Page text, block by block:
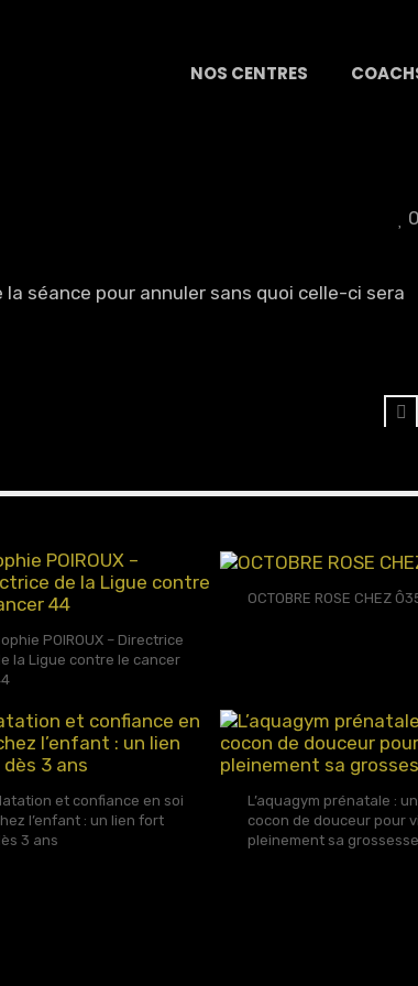
NOS CENTRES
0
séance pour annuler sans quoi celle-ci sera
POIROUX – Directrice
la Ligue contre le cancer
OCTOBRE ROSE CHEZ
et confiance en soi
l’enfant : un lien fort
3 ans
L’aquagym prénatale : un
cocon de douceur pour
pleinement sa grossesse